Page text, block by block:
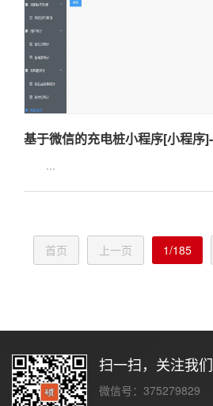
...
首页 上一页 1/185
扫一扫，关注我们
微信号：375279829